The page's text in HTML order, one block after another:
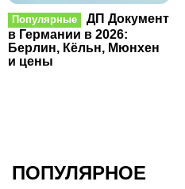
Популярные
ДП Документ
в Германии в 2026:
Берлин, Кёльн, Мюнхен
и цены
ПОПУЛЯРНОЕ